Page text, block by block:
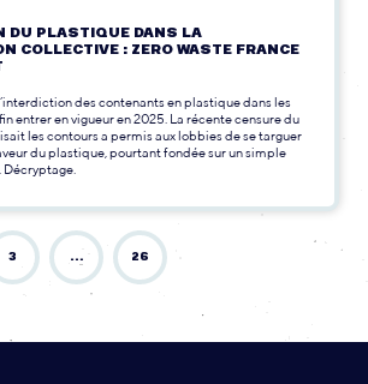
DU PLASTIQUE DANS LA
COLLECTIVE : ZERO WASTE FRANCE
des contenants en plastique dans les
entrer en vigueur en 2025. La récente censure du
les contours a permis aux lobbies de se targuer
du plastique, pourtant fondée sur un simple
3 … 26